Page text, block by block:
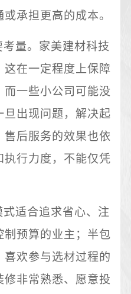
承担更高的成本。
量。家美建材科技
在一定程度上保障
而一些小公司可能没
旦出现问题，解决起
后服务的效果也依
执行力度，不能仅凭
适合追求省心、注
制预算的业主；半包
欢参与选材过程的
修非常熟悉、愿意投